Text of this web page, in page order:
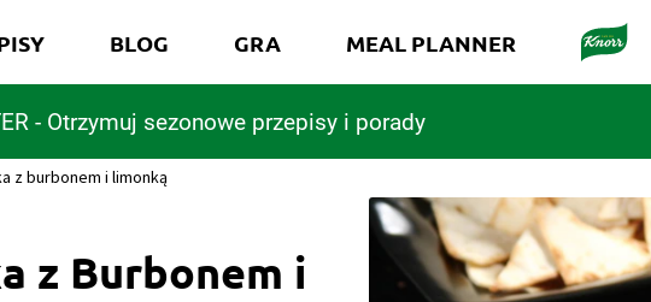
- Otrzymuj sezonowe przepisy i porady
BLOG GRA MEAL PLANNER
z burbonem i limonką
z Burbonem i